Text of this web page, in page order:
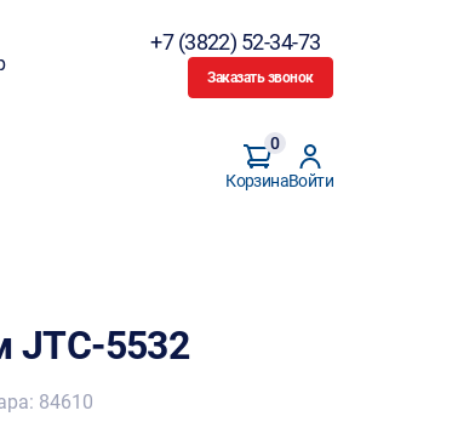
+7 (3822) 52-34-73
Заказать звонок
Корзина
0
Войти
JTC-5532
84610